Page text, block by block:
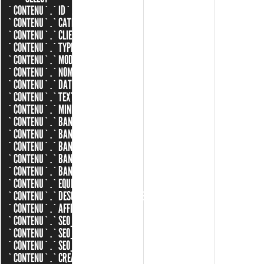
`CONTENU`.`ID`,
`CONTENU`.`CATEGORIE_ID`,
`CONTENU`.`CLIENT_ID`,
`CONTENU`.`TYPE_ID`,
`CONTENU`.`MODELE_ID`,
`CONTENU`.`NOM`,
`CONTENU`.`DATE`,
`CONTENU`.`TEXTE`,
`CONTENU`.`MINIATURE`,
`CONTENU`.`BANNIERE`,
`CONTENU`.`BANNIERE_XXL`,
`CONTENU`.`BANNIERE_XL`,
`CONTENU`.`BANNIERE_L`,
`CONTENU`.`BANNIERE_M`,
`CONTENU`.`EQUIPEMENTS`,
`CONTENU`.`DESCRIPTION_TECHNIQUES`,
`CONTENU`.`AFFICHER_PORTFOLIO`,
`CONTENU`.`SEO_SLUG`,
`CONTENU`.`SEO_TITLE`,
`CONTENU`.`SEO_DESCRIPTION`,
`CONTENU`.`CREATED`,